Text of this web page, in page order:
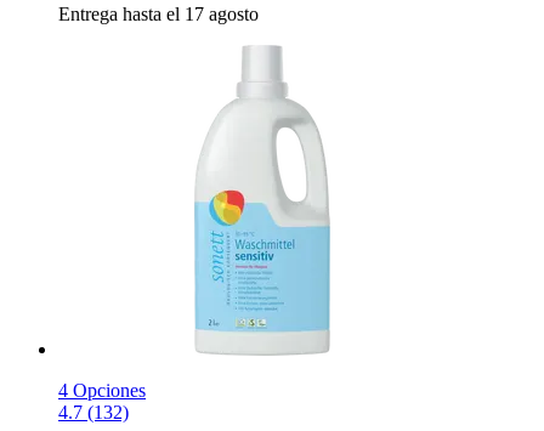
Entrega hasta el 17 agosto
4 Opciones
4.7 (132)